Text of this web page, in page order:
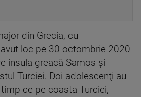
din Grecia, cu
loc pe 30 octombrie 2020
insula greacă Samos şi
Turciei. Doi adolescenţi au
ce pe coasta Turciei,